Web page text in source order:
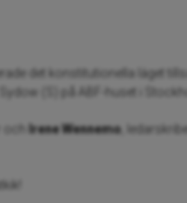
det konstitutionella läget
(S) på ABF-huset i
Irene Wennemo ,